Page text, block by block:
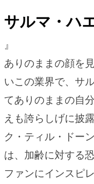
サルマ・ハ
』
ありのままの顔を
いこの業界で、サ
てありのままの自
えも誇らしげに披
ク・ティル・ドー
は、加齢に対する
ファンにインスピ